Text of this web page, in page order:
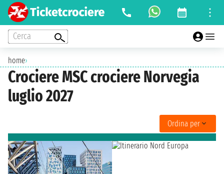
Cerca
home›
Crociere MSC crociere Norvegia
luglio 2027
Ordina per